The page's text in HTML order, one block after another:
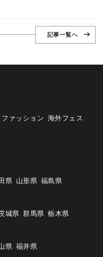
記事一覧へ
ファッション 海外フェス
県 山形県 福島県
城県 群馬県 栃木県
県 福井県